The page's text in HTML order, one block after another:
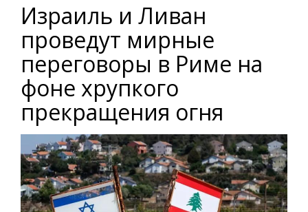
Израиль и Ливан
проведут мирные
переговоры в Риме на
фоне хрупкого
прекращения огня